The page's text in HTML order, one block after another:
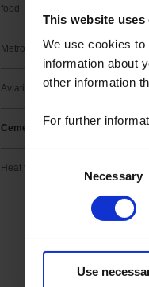
This website uses
We use cookies
information about
other information
For further
Necessary
Use
food
Metrology
Aviation
Cement manufacturing
Heat treatment